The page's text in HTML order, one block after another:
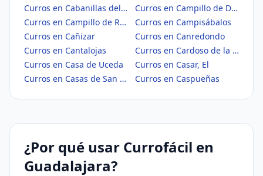
Curros en Cabanillas del Campo
Curros en Campillo de Dueñas
Curros en Campillo de Ranas
Curros en Campisábalos
Curros en Cañizar
Curros en Canredondo
Curros en Cantalojas
Curros en Cardoso de la Sierra, El
Curros en Casa de Uceda
Curros en Casar, El
Curros en Casas de San Galindo
Curros en Caspueñas
¿Por qué usar Currofácil en
Guadalajara?